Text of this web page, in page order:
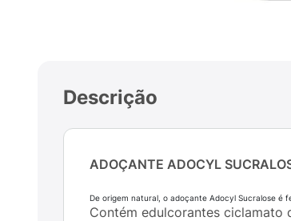
Descrição
ADOÇANTE ADOCYL
De origem natural, o adoçante Adocyl Sucralose é
Contém edulcorantes ciclamato